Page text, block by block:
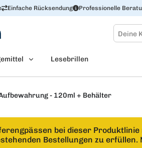
Einfache Rücksendung Professionelle
Lesebrillen
- 120ml + Behälter
bei dieser
Bestellungen zu